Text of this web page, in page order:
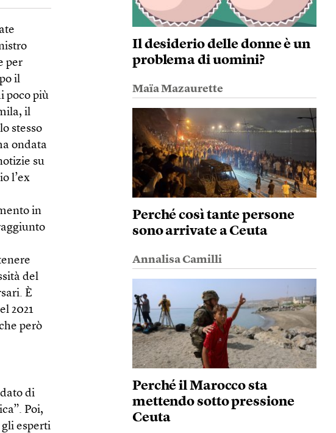
per
il
poco più
il
stesso
ondata
su
l’ex
in
del
È
2021
però
di
Poi,
esperti
Il desiderio delle donne è un
problema di uomini?
Maïa Mazaurette
Perché così tante persone
sono arrivate a Ceuta
Annalisa Camilli
Perché il Marocco sta
mettendo sotto pressione
Ceuta